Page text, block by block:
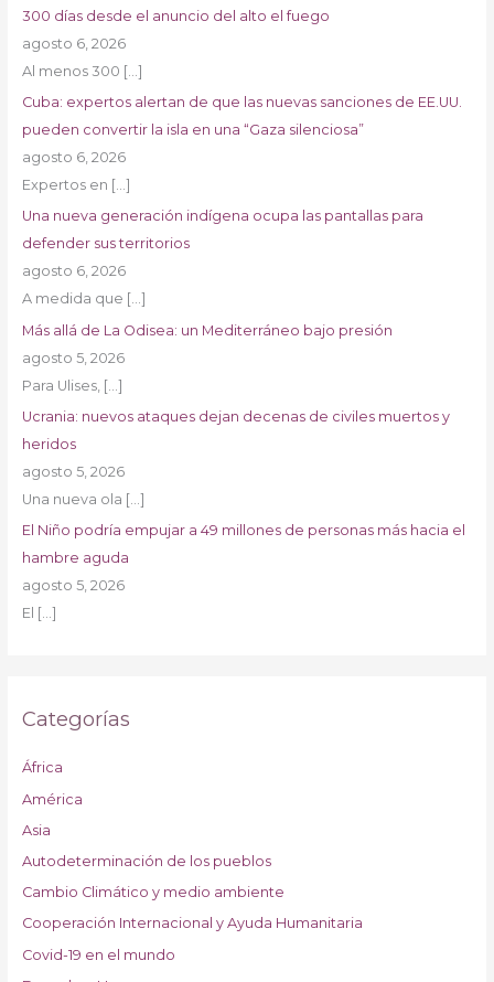
300 días desde el anuncio del alto el fuego
agosto 6, 2026
Al menos 300 […]
Cuba: expertos alertan de que las nuevas sanciones de EE.UU.
pueden convertir la isla en una “Gaza silenciosa”
agosto 6, 2026
Expertos en […]
Una nueva generación indígena ocupa las pantallas para
defender sus territorios
agosto 6, 2026
A medida que […]
Más allá de La Odisea: un Mediterráneo bajo presión
agosto 5, 2026
Para Ulises, […]
Ucrania: nuevos ataques dejan decenas de civiles muertos y
heridos
agosto 5, 2026
Una nueva ola […]
El Niño podría empujar a 49 millones de personas más hacia el
hambre aguda
agosto 5, 2026
El […]
Categorías
África
América
Asia
Autodeterminación de los pueblos
Cambio Climático y medio ambiente
Cooperación Internacional y Ayuda Humanitaria
Covid-19 en el mundo